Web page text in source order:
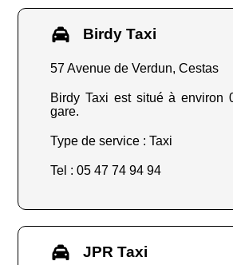
Birdy Taxi
57 Avenue de Verdun, Cestas
Birdy Taxi est situé à environ
gare.
Type de service : Taxi
Tel : 05 47 74 94 94
JPR Taxi